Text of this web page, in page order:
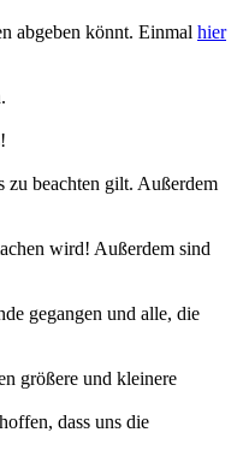
abgeben könnt. Einmal hier
beachten gilt. Außerdem
wird! Außerdem sind
gegangen und alle, die
größere und kleinere
dass uns die